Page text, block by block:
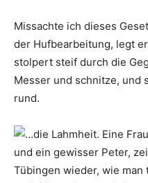
Missachte ich dieses
der Hufbearbeitung, legt
stolpert steif durch die
Messer und schnitze, und
rund.